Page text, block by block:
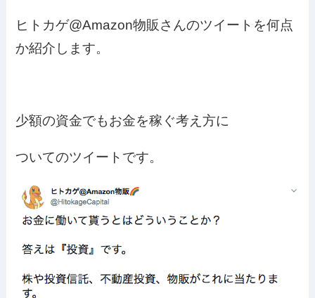
ヒトカゲ@Amazon物販さんのツイートを何点
か紹介します。
少額の資金でもお金を稼ぐ考え方に
ついてのツイートです。